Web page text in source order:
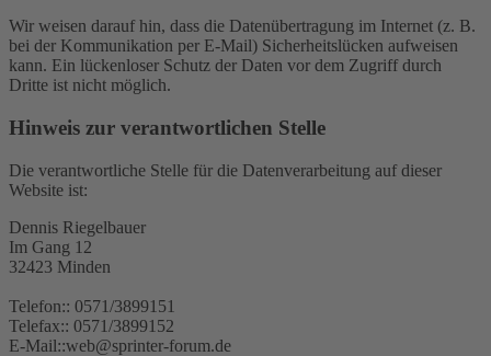
Wir weisen darauf hin, dass die Datenübertragung im Internet (z. B.
bei der Kommunikation per E-Mail) Sicherheitslücken aufweisen
kann. Ein lückenloser Schutz der Daten vor dem Zugriff durch
Dritte ist nicht möglich.
Hinweis zur verantwortlichen Stelle
Die verantwortliche Stelle für die Datenverarbeitung auf dieser
Website ist:
Dennis Riegelbauer
Im Gang 12
32423 Minden
Telefon:: 0571/3899151
Telefax:: 0571/3899152
E-Mail::web@sprinter-forum.de